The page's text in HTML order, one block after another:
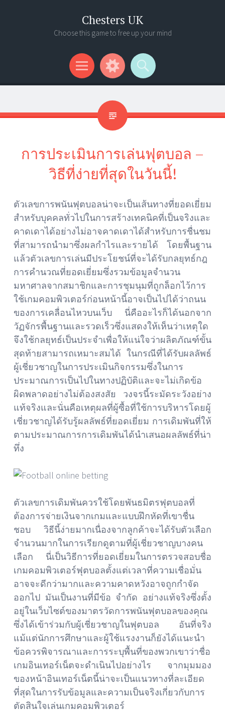
Chesters UK
Choose this game to free up your mind
Menu
Widgets
Search
การประเมินการเล่นฟุตบอล –
วิธีที่ง่ายที่สุดในวันนี้!
ตัวเลขการพนันฟุตบอลน่าจะเป็นเส้นทางที่ยอดเยี่ยม
สำหรับบุคคลทั่วไปในการสร้างเทคนิคที่เป็นจริงและ
คาดเดาได้อย่างไม่อาจคาดเดาได้สำหรับการชื่นชม
ที่สามารถนำมาซึ่งผลกำไรและรายได้ โดยพื้นฐาน
แล้วตัวเลขการเล่นมีประโยชน์ที่จะได้รับกลยุทธ์กฎ
การคำนวณที่ยอดเยี่ยมซึ่งรวมข้อมูลจำนวน
มหาศาลจากสมาชิกและการชุมนุมที่ถูกล็อกไว้การ
ใช้เกมคอมพิวเตอร์ก่อนหน้านี้อาจเป็นไปได้ว่าถนน
ของการเคลื่อนไหวบนเว็บ นี่คืออะไรก็ได้นอกจาก
วัฏจักรพื้นฐานและรวดเร็วซึ่งแสดงให้เห็นว่าเหตุใด
จึงใช้กลยุทธ์เป็นประจำเพื่อให้แน่ใจว่าผลิตภัณฑ์ขั้น
สุดท้ายสามารถเหมาะสมได้ ในกรณีที่ได้รับผลลัพธ์
ผู้เชี่ยวชาญในการประเมินกิจกรรมซึ่งในการ
ประมาณการเป็นไปในทางปฏิบัติและจะไม่เกิดข้อ
ผิดพลาดอย่างไม่ต้องสงสัย วงจรนี้ระมัดระวังอย่าง
แท้จริงและนั่นคือเหตุผลที่ผู้ซื้อที่ใช้การบริหารโดยผู้
เชี่ยวชาญได้รับรู้ผลลัพธ์ที่ยอดเยี่ยม การเดิมพันที่ให้
ตามประมาณการการเดิมพันได้นำเสนอผลลัพธ์ที่น่า
ทึ่ง
ตัวเลขการเดิมพันควรใช้โดยพันธมิตรฟุตบอลที่
ต้องการจ่ายเงินจากเกมและแบบฝึกหัดที่เขาชื่น
ชอบ วิธีนี้ง่ายมากเนื่องจากลูกค้าจะได้รับตัวเลือก
จำนวนมากในการเรียกดูตามที่ผู้เชี่ยวชาญบางคน
เลือก นี่เป็นวิธีการที่ยอดเยี่ยมในการตรวจสอบชื่อ
เกมคอมพิวเตอร์ฟุตบอลตั้งแต่เวลาที่ความเชื่อมั่น
อาจจะดีกว่ามากและความคาดหวังอาจถูกกำจัด
ออกไป มันเป็นงานที่มีข้อ จำกัด อย่างแท้จริงซึ่งตั้ง
อยู่ในเว็บไซต์ของมาตรวัดการพนันฟุตบอลของคุณ
ซึ่งได้เข้าร่วมกับผู้เชี่ยวชาญในฟุตบอล อันที่จริง
แม้แต่นักการศึกษาและผู้ใช้แรงงานก็ยังได้แนะนำ
ข้อควรพิจารณาและการระบุพื้นที่ของพวกเขาว่าชื่อ
เกมอินเทอร์เน็ตจะดำเนินไปอย่างไร จากมุมมอง
ของหน้าอินเทอร์เน็ตนี้น่าจะเป็นแนวทางที่ละเอียด
ที่สุดในการรับข้อมูลและความเป็นจริงเกี่ยวกับการ
ตัดสินใจเล่นเกมคอมพิวเตอร์